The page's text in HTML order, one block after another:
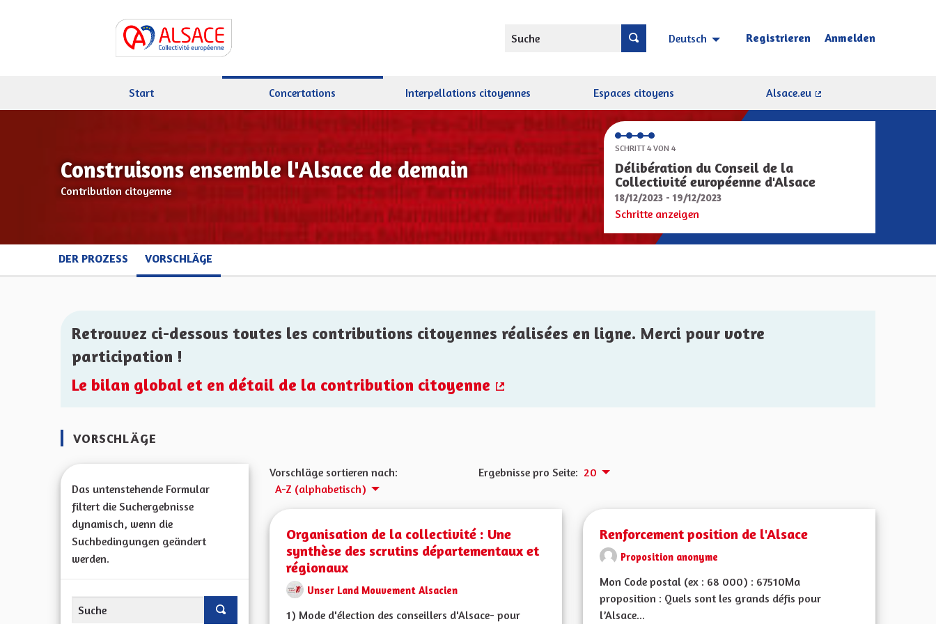
Suche Deutsch Choisir la langue Sprache wählen
Registrieren Anmelden
Start Concertations Interpellations citoyennes Espaces citoyens
Alsace.eu
Construisons ensemble l'Alsace de demain
Contribution citoyenne
SCHRITT 4 VON 4
Délibération du Conseil de la
Collectivité européenne d'Alsace
18/12/2023 - 19/12/2023
Schritte anzeigen
DER PROZESS VORSCHLÄGE
Retrouvez ci-dessous toutes les contributions citoyennes réalisées en ligne. Merci pour votre
participation !
Le bilan global et en détail de la contribution citoyenne
VORSCHLÄGE
Das untenstehende Formular
filtert die Suchergebnisse
dynamisch, wenn die
Suchbedingungen geändert
werden.
Vorschläge sortieren nach:
A-Z (alphabetisch)
Ergebnisse pro Seite: 20
Organisation de la collectivité : Une
synthèse des scrutins départementaux et
régionaux
Unser Land Mouvement Alsacien
1) Mode d'élection des conseillers d'Alsace- pour
Renforcement position de l'Alsace
Proposition anonyme
Mon Code postal (ex : 68 000) : 67510Ma
proposition : Quels sont les grands défis pour
l’Alsace...